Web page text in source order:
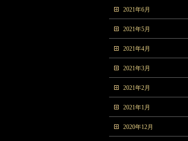
2021年6月
2021年5月
2021年4月
2021年3月
2021年2月
2021年1月
2020年12月